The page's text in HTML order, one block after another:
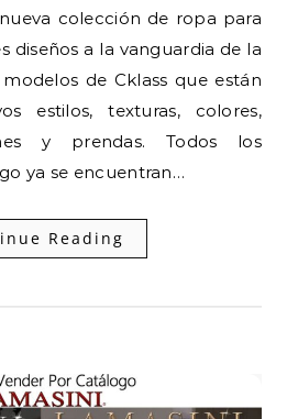
colección de ropa para
diseños a la vanguardia de la
de Cklass que están
estilos, texturas, colores,
y prendas. Todos los
ya se encuentran…
Reading